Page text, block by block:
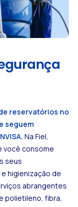
reservatórios no
seguem
Na Fiel,
você consome
seus
higienização de
abrangentes
polietileno, fibra,